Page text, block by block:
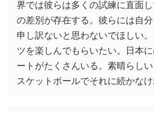
界では彼らは多くの試練に直面し
の差別が存在する。彼らには自
申し訳ないと思わないでほしい
ツを楽しんでもらいたい。日本
ートがたくさんいる。素晴らし
スケットボールでそれに続かな